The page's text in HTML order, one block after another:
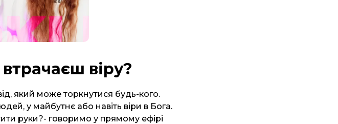
віру?
який може торкнутися будь-кого.
у майбутнє або навіть віри в Бога.
руки?- говоримо у прямому ефірі